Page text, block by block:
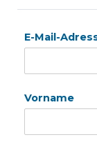
E-Mail-
Vorname